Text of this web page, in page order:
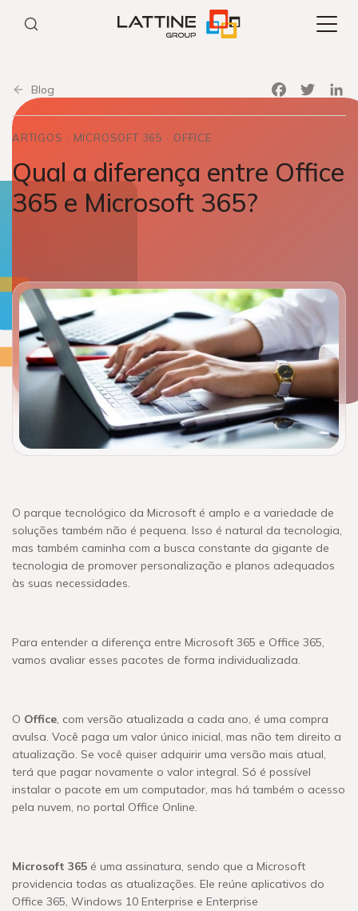
Blog
FacebookTwitter
ARTIGOS MICROSOFT 365 OFFICE
Qual a diferença entre Office
365 e Microsoft 365?
O parque tecnológico da Microsoft é amplo e a variedade de
soluções também não é pequena. Isso é natural da tecnologia,
mas também caminha com a busca constante da gigante de
tecnologia de promover personalização e planos adequados
às suas necessidades.
Para entender a diferença entre Microsoft 365 e Office 365,
vamos avaliar esses pacotes de forma individualizada.
O Office, com versão atualizada a cada ano, é uma compra
avulsa. Você paga um valor único inicial, mas não tem direito a
atualização. Se você quiser adquirir uma versão mais atual,
terá que pagar novamente o valor integral. Só é possível
instalar o pacote em um computador, mas há também o acesso
pela nuvem, no portal Office Online.
Microsoft 365 é uma assinatura, sendo que a Microsoft
providencia todas as atualizações. Ele reúne aplicativos do
Office 365, Windows 10 Enterprise e Enterprise